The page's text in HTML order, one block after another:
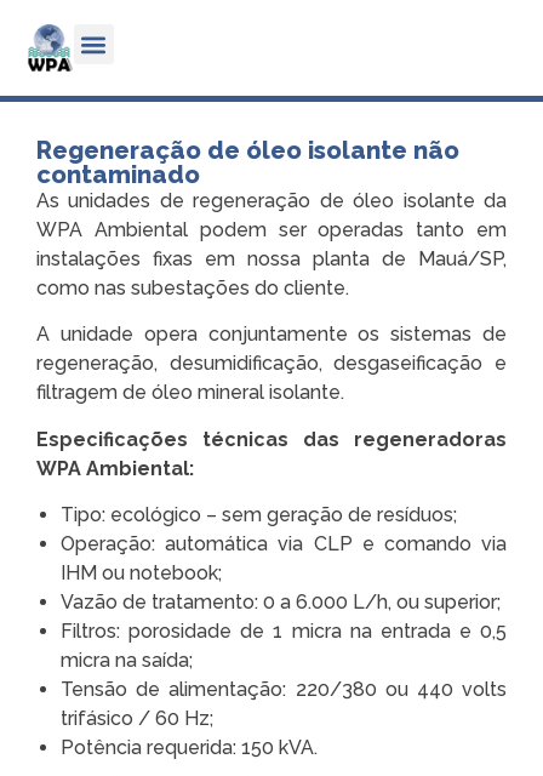
As unidades de regeneração de óleo isolante da
WPA Ambiental podem ser operadas tanto em
instalações fixas em nossa planta de Mauá/SP,
como nas subestações do cliente.
A unidade opera conjuntamente os sistemas de
regeneração, desumidificação, desgaseificação e
filtragem de óleo mineral isolante.
Especificações técnicas das regeneradoras
WPA Ambiental:
Tipo: ecológico – sem geração de resíduos;
Operação: automática via CLP e comando via
IHM ou notebook;
Vazão de tratamento: 0 a 6.000 L/h, ou superior;
Filtros: porosidade de 1 micra na entrada e 0,5
micra na saída;
Tensão de alimentação: 220/380 ou 440 volts
trifásico / 60 Hz;
Potência requerida: 150 kVA.
Regeneração de óleo isolante não
contaminado